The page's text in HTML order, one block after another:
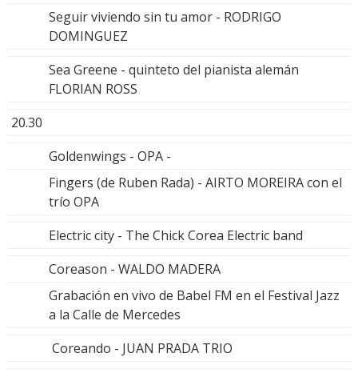
Seguir viviendo sin tu amor - RODRIGO
DOMINGUEZ
Sea Greene - quinteto del pianista alemán
FLORIAN ROSS
20.30
Goldenwings - OPA -
Fingers (de Ruben Rada) - AIRTO MOREIRA con el
trío OPA
Electric city - The Chick Corea Electric band
Coreason - WALDO MADERA
Grabación en vivo de Babel FM en el Festival Jazz
a la Calle de Mercedes
Coreando - JUAN PRADA TRIO